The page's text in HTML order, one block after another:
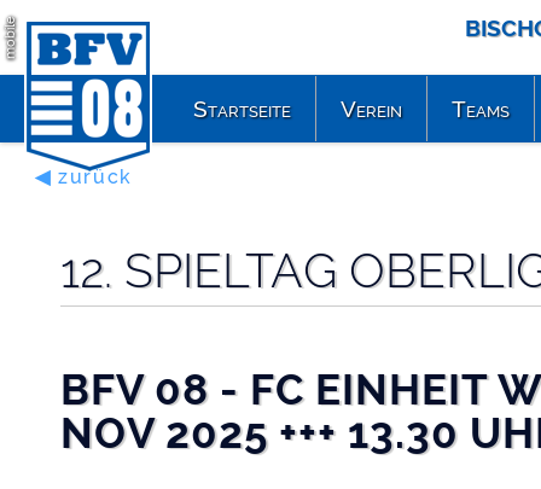
mobile
◀ zurück
12. SPIELTAG
BFV 08 - FC EINHEIT
NOV 2025 +++ 13.30
Startseite Verein Teams